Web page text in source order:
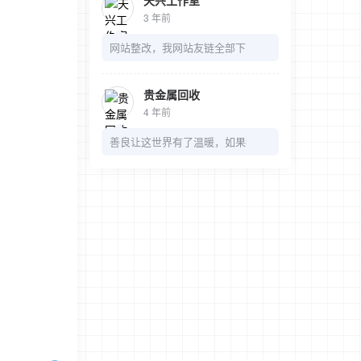
3 年前
网站整改，我网站友链全部下了，麻烦我的链接也可
贵金属回收
4 年前
善良让这世界有了温暖，如果都是冷漠，那多无趣